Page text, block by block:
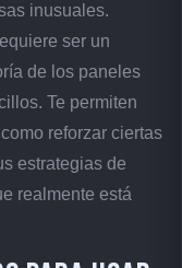
inusuales.
ser un
de los paneles
Te permiten
reforzar ciertas
estrategias de
realmente está